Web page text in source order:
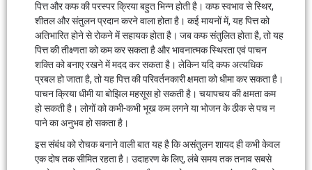
पित्त और कफ की परस्पर क्रिया बहुत भिन्न होती है। कफ स्वभाव से स्थिर,
शीतल और संतुलन प्रदान करने वाला होता है। कई मायनों में, यह पित्त को
अतिभारित होने से रोकने में सहायक होता है। जब कफ संतुलित होता है, तो यह
पित्त की तीक्ष्णता को कम कर सकता है और भावनात्मक स्थिरता एवं पाचन
शक्ति को बनाए रखने में मदद कर सकता है। लेकिन यदि कफ अत्यधिक
प्रबल हो जाता है, तो यह पित्त की परिवर्तनकारी क्षमता को धीमा कर सकता है।
पाचन क्रिया धीमी या बोझिल महसूस हो सकती है। चयापचय की क्षमता कम
हो सकती है। लोगों को कभी-कभी भूख कम लगने या भोजन के ठीक से पच न
पाने का अनुभव हो सकता है।
इस संबंध को रोचक बनाने वाली बात यह है कि असंतुलन शायद ही कभी केवल
एक दोष तक सीमित रहता है। उदाहरण के लिए, लंबे समय तक तनाव सबसे